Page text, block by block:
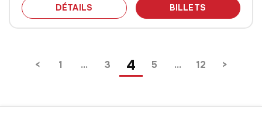
DÉTAILS SPECTACLE BRUCE LIU - CLUB
BILLETS DES
Pagination
1 … 3 4 5 … 12